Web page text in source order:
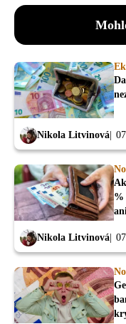
Nikola Litvinová
%
Nikola Litvinová